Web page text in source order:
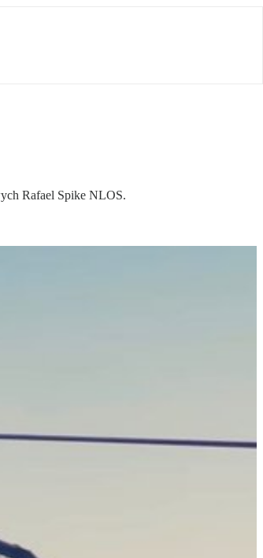
Rafael Spike NLOS.